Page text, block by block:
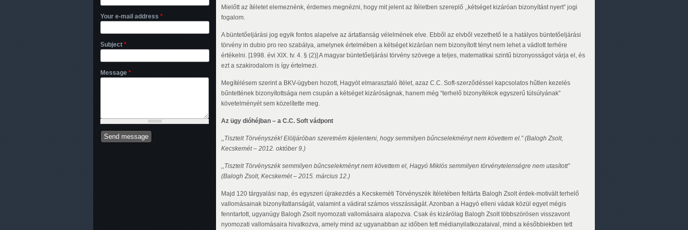
Mielőtt az ítéletet elemeznénk, érdemes megnézni, hogy mit jelent az ítéletben szereplő ,,kétséget kizáróan bizonyítást nyert” jogi
fogalom.
A büntetőeljárási jog egyik fontos alapelve az ártatlanság vélelmének elve. Ebből az elvből vezethető le a hatályos büntetőeljárási
törvény in dubio pro reo szabálya, amelynek értelmében a kétséget kizáróan nem bizonyított tényt nem lehet a vádlott terhére
értékelni. [1998. évi XIX. tv. 4. § (2)] A magyar büntetőeljárási törvény szövege a teljes, matematikai szintű bizonyosságot várja el, és
ezt a szakirodalom is így értelmezi.
Megítélésem szerint a BKV-ügyben hozott, Hagyót elmarasztaló ítélet, azaz C.C. Soft-szerződéssel kapcsolatos hűtlen kezelés
bűntettének bizonyítottsága nem csupán a kétséget kizáróságnak, hanem még “terhelő bizonyítékok egyszerű túlsúlyának”
követelményét sem közelítette meg.
Az ügy dióhéjban – a C.C. Soft vádpont
,,Tisztelt Törvényszék! Elöljáróban szeretném kijelenteni, hogy semmilyen bűncselekményt nem követtem el.” (Balogh Zsolt,
Kecskemét – 2012. október 9.)
,,Tisztelt Törvényszék semmilyen bűncselekményt nem követtem el, Hagyó Miklós semmilyen törvénytelenségre nem utasított”
(Balogh Zsolt, Kecskemét – 2015. március 12.)
Majd 120 tárgyalási nap, és egyszeri újrakezdés a Kecskeméti Törvényszék ítéletében feltárta Balogh Zsolt érdek-motivált terhelő
vallomásainak bizonyítatlanságát, valamint a vádirat számos visszásságát. Azonban a Hagyó elleni vádak közül egyet mégis
fenntartott, ugyanúgy Balogh Zsolt nyomozati vallomásaira alapozva. Csak és kizárólag Balogh Zsolt többszörösen visszavont
nyomozati vallomásaira hivatkozva, amely mind az ugyanabban az időben tett médianyilatkozataival, mind a későbbiekben tett
Your e-mail address *
Subject *
Message *